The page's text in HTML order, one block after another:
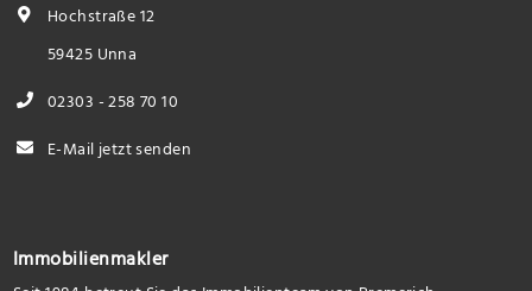
Hochstraße 12
59425 Unna
02303 - 258 70 10
E-Mail jetzt senden
Immobilienmakler